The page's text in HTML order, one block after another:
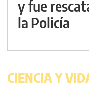
y fue
la Policía
CIENCIA Y